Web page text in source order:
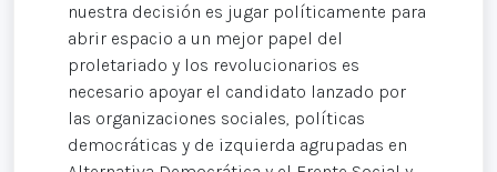
nuestra decisión es jugar políticamente para
abrir espacio a un mejor papel del
proletariado y los revolucionarios es
necesario apoyar el candidato lanzado por
las organizaciones sociales, políticas
democráticas y de izquierda agrupadas en